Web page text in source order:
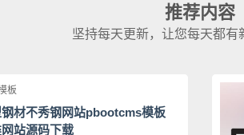
推荐内容
坚持每天更新，让您每天都有
板
材不秀钢网站pbootcms模板
站源码下载